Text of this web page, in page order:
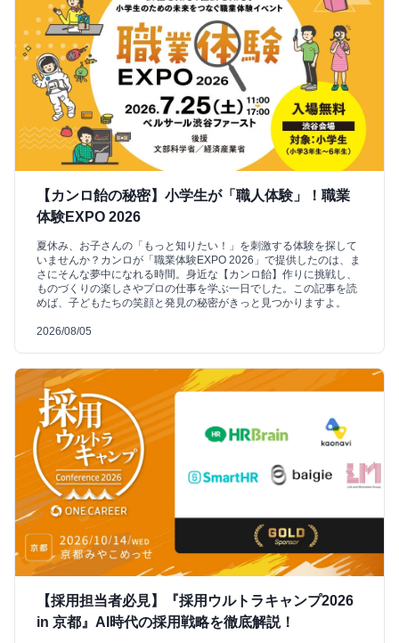
【カンロ飴の秘密】小学生が「職人体験」！職業
体験EXPO 2026
夏休み、お子さんの「もっと知りたい！」を刺激する体験を探して
いませんか？カンロが「職業体験EXPO 2026」で提供したのは、ま
さにそんな夢中になれる時間。身近な【カンロ飴】作りに挑戦し、
ものづくりの楽しさやプロの仕事を学ぶ一日でした。この記事を読
めば、子どもたちの笑顔と発見の秘密がきっと見つかりますよ。
2026/08/05
【採用担当者必見】『採用ウルトラキャンプ2026
in 京都』AI時代の採用戦略を徹底解説！